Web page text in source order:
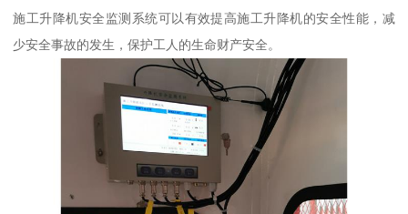
施工升降机安全监测系统可以有效提高施工升降机的安全性能，减
少安全事故的发生，保护工人的生命财产安全。